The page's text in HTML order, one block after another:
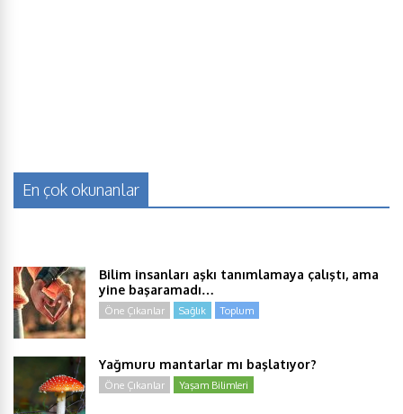
En çok okunanlar
Bilim insanları aşkı tanımlamaya çalıştı, ama
yine başaramadı…
Öne Çıkanlar Sağlık Toplum
Yağmuru mantarlar mı başlatıyor?
Öne Çıkanlar Yaşam Bilimleri